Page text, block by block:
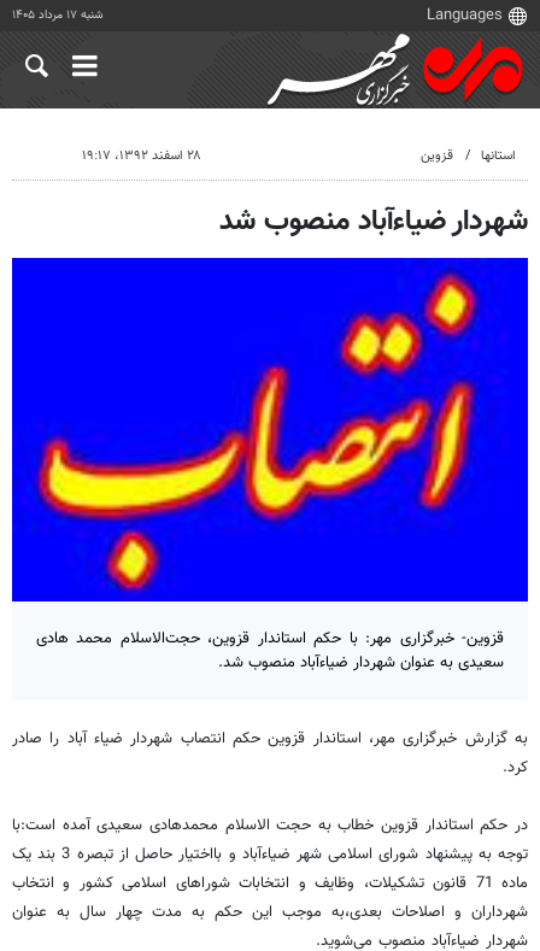
شنبه ۱۷ مرداد ۱۴۰۵
استانها قزوین ۲۸ اسفند ۱۳۹۲، ۱۹:۱۷
شهردار ضیاءآباد منصوب شد
قزوین- خبرگزاری مهر: با حکم استاندار قزوین، حجت‌الاسلام محمد هادی
سعیدی به عنوان شهردار ضیاءآباد منصوب شد.
به گزارش خبرگزاری مهر، استاندار قزوین حکم انتصاب شهردار ضیاء آباد را صادر
کرد.
در حکم استاندار قزوین خطاب به حجت الاسلام محمدهادی سعیدی آمده است:با
توجه به پیشنهاد شورای اسلامی شهر ضیاءآباد و بااختیار حاصل از تبصره 3 بند یک
ماده 71 قانون تشکیلات، وظایف و انتخابات شوراهای اسلامی کشور و انتخاب
شهرداران و اصلاحات بعدی،به موجب این حکم به مدت چهار سال به عنوان
شهردار ضیاءآباد منصوب می‌شوید.